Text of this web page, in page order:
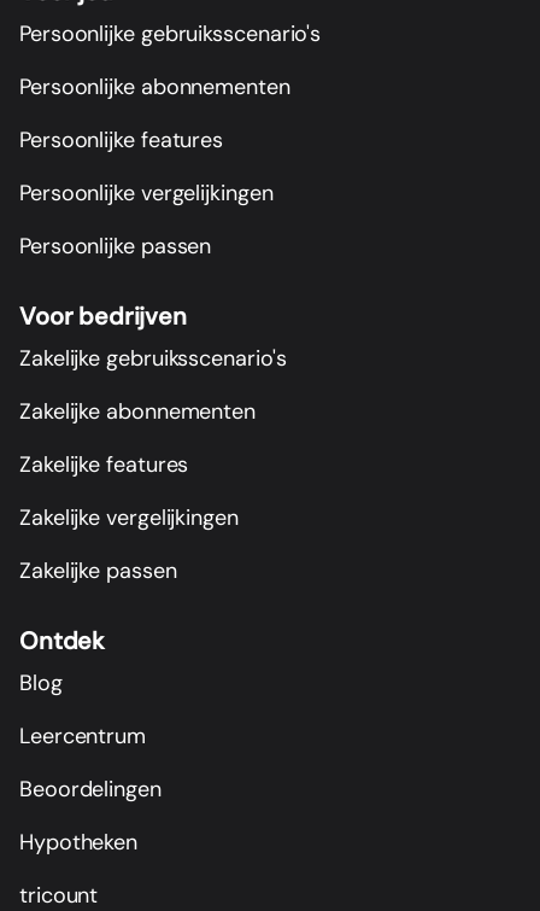
Persoonlijke gebruiksscenario's
Persoonlijke abonnementen
Persoonlijke features
Persoonlijke vergelijkingen
Persoonlijke passen
Voor bedrijven
Zakelijke gebruiksscenario's
Zakelijke abonnementen
Zakelijke features
Zakelijke vergelijkingen
Zakelijke passen
Ontdek
Blog
Leercentrum
Beoordelingen
Hypotheken
tricount